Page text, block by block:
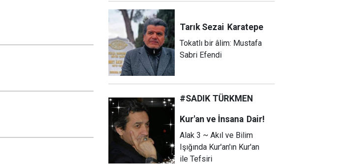
Tarık Sezai Karatepe
Tokatlı bir âlim: Mustafa
Sabri Efendi
#SADIK TÜRKMEN
Kur'an ve İnsana Dair!
Alak 3 ~ Akıl ve Bilim
Işığında Kur'an'ın Kur'an
ile Tefsiri